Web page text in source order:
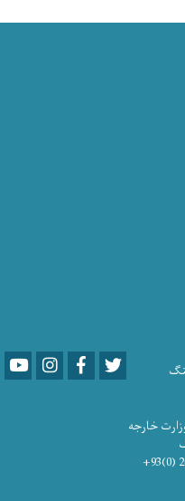
YoutubeLinkedInFacebook
خارجه